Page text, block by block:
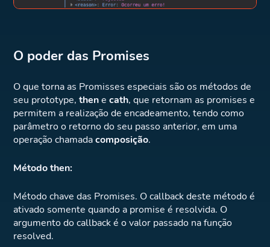
O poder das Promises
O que torna as Promisses especiais são os métodos de
seu prototype,thenecath, que retornam as promises e
permitem a realização de encadeamento, tendo como
parâmetro o retorno do seu passo anterior, em uma
operação chamadacomposição.
Método then:
Método chave das Promises. O callback deste método é
ativado somente quando a promise é resolvida. O
argumento do callback é o valor passado na função
resolved.